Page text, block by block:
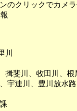
のクリックでカメ
川
揖斐川、牧田川、
宇連川、豊川放水路